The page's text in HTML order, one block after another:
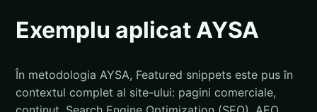
Exemplu aplicat AYSA
În metodologia AYSA, Featured snippets este pus în
contextul complet al site-ului: pagini comerciale,